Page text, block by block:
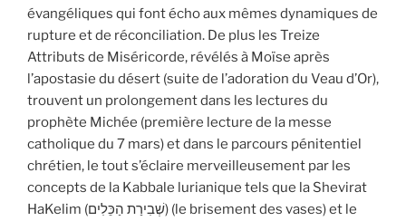
évangéliques qui font écho aux mêmes dynamiques de
rupture et de réconciliation. De plus les Treize
Attributs de Miséricorde, révélés à Moïse après
l’apostasie du désert (suite de l’adoration du Veau d’Or),
trouvent un prolongement dans les lectures du
prophète Michée (première lecture de la messe
catholique du 7 mars) et dans le parcours pénitentiel
chrétien, le tout s’éclaire merveilleusement par les
concepts de la Kabbale lurianique tels que la Shevirat
HaKelim (שְׁבִירַת הַכֵּלִים) (le brisement des vases) et le